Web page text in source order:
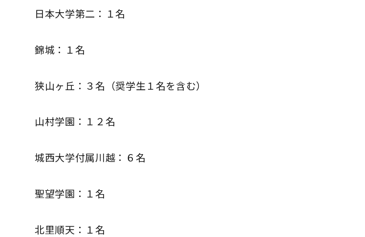
日本大学第二：１名
錦城：１名
狭山ヶ丘：３名（奨学生１名を含む）
山村学園：１２名
城西大学付属川越：６名
聖望学園：１名
北里順天：１名